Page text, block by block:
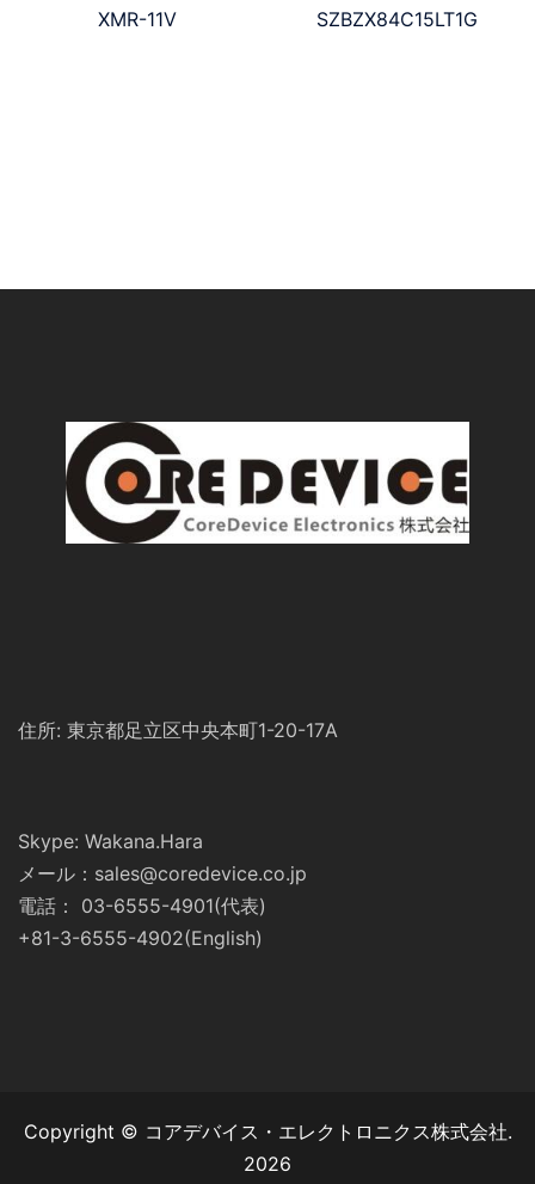
XMR-11V SZBZX84C15LT1G
住所: 東京都足立区中央本町1-20-17A
Skype: Wakana.Hara
メール：sales@coredevice.co.jp
電話： 03-6555-4901(代表)
+81-3-6555-4902(English)
Copyright © コアデバイス・エレクトロニクス株式会社.
2026